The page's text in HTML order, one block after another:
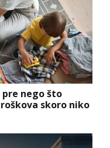
pre nego što
skoro niko